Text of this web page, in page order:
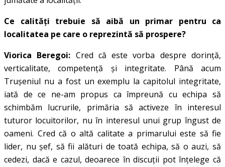
Ce calități trebuie să aibă un primar pentru ca
localitatea pe care o reprezintă să prospere?
Viorica Beregoi: Cred că este vorba despre dorință,
verticalitate, competență și integritate. Până acum
Trușeniul nu a fost un exemplu la capitolul integritate,
iată de ce ne-am propus ca împreună cu echipa să
schimbăm lucrurile, primăria să activeze în interesul
tuturor locuitorilor, nu în interesul unui grup îngust de
oameni. Cred că o altă calitate a primarului este să fie
lider, nu șef, să fii alături de toată echipa, să o auzi, să
cedezi, dacă e cazul, deoarece în discuții pot înțelege că